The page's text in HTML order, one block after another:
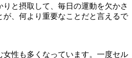
と摂取して、毎日の運動を欠かさ
が、何より重要なことだと言えるで
女性も多くなっています。一度セル